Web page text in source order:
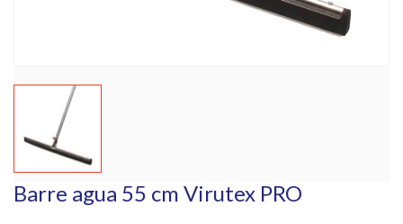
Barre agua 55 cm Virutex PRO